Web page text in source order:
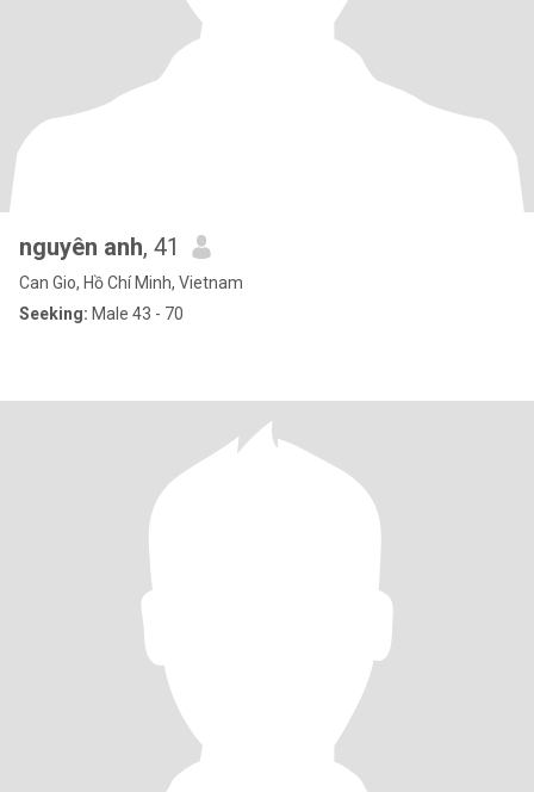
nguyên anh, 41
Can Gio, Hồ Chí Minh, Vietnam
Seeking: Male 43 - 70